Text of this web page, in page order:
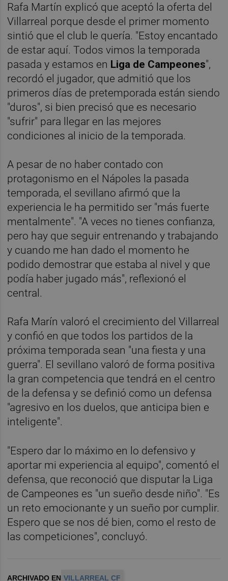
Rafa Martín explicó que aceptó la oferta del
Villarreal porque desde el primer momento
sintió que el club le quería. "Estoy encantado
de estar aquí. Todos vimos la temporada
pasada y estamos en Liga de Campeones",
recordó el jugador, que admitió que los
primeros días de pretemporada están siendo
"duros", si bien precisó que es necesario
"sufrir" para llegar en las mejores
condiciones al inicio de la temporada.
A pesar de no haber contado con
protagonismo en el Nápoles la pasada
temporada, el sevillano afirmó que la
experiencia le ha permitido ser "más fuerte
mentalmente". "A veces no tienes confianza,
pero hay que seguir entrenando y trabajando
y cuando me han dado el momento he
podido demostrar que estaba al nivel y que
podía haber jugado más", reflexionó el
central.
Rafa Marín valoró el crecimiento del Villarreal
y confió en que todos los partidos de la
próxima temporada sean "una fiesta y una
guerra". El sevillano valoró de forma positiva
la gran competencia que tendrá en el centro
de la defensa y se definió como un defensa
"agresivo en los duelos, que anticipa bien e
inteligente".
"Espero dar lo máximo en lo defensivo y
aportar mi experiencia al equipo", comentó el
defensa, que reconoció que disputar la Liga
de Campeones es "un sueño desde niño". "Es
un reto emocionante y un sueño por cumplir.
Espero que se nos dé bien, como el resto de
las competiciones", concluyó.
ARCHIVADO EN VILLARREAL CF